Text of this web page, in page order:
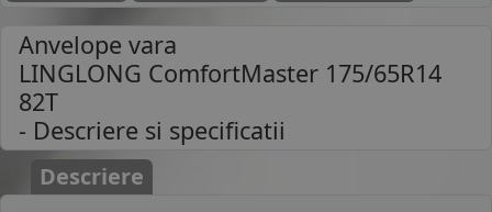
Anvelope vara
LINGLONG ComfortMaster 175/65R14
82T
- Descriere si specificatii
Descriere